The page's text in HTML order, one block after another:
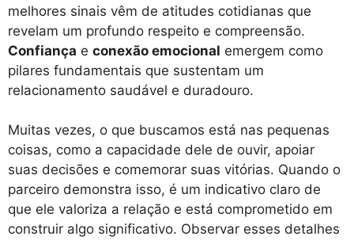
melhores sinais vêm de atitudes cotidianas que
revelam um profundo respeito e compreensão.
Confiança e conexão emocional emergem como
pilares fundamentais que sustentam um
relacionamento saudável e duradouro.
Muitas vezes, o que buscamos está nas pequenas
coisas, como a capacidade dele de ouvir, apoiar
suas decisões e comemorar suas vitórias. Quando o
parceiro demonstra isso, é um indicativo claro de
que ele valoriza a relação e está comprometido em
construir algo significativo. Observar esses detalhes